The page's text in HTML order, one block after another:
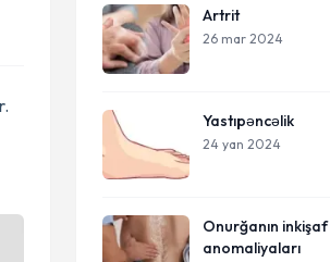
Artrit
26 mar 2024
Yastıpəncəlik
24 yan 2024
Onurğanın inkişaf
anomaliyaları